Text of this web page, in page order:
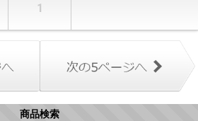
1
商品検索